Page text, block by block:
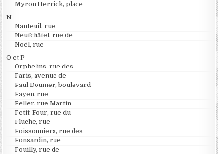
Myron Herrick, place
N
Nanteuil, rue
Neufchâtel, rue de
Noël, rue
O et P
Orphelins, rue des
Paris, avenue de
Paul Doumer, boulevard
Payen, rue
Peller, rue Martin
Petit-Four, rue du
Pluche, rue
Poissonniers, rue des
Ponsardin, rue
Pouilly, rue de